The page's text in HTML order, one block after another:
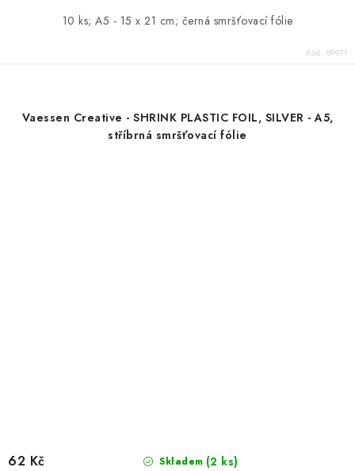
10 ks; A5 - 15 x 21 cm; černá smršťovací fólie
Kód: 89971
Vaessen Creative - SHRINK PLASTIC FOIL, SILVER - A5,
stříbrná smršťovací fólie
Skladem (2 ks)
62 Kč